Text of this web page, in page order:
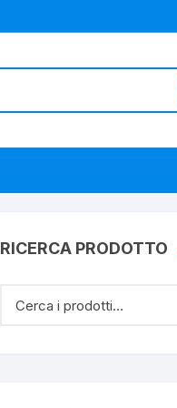
RICERCA PRODOTTO